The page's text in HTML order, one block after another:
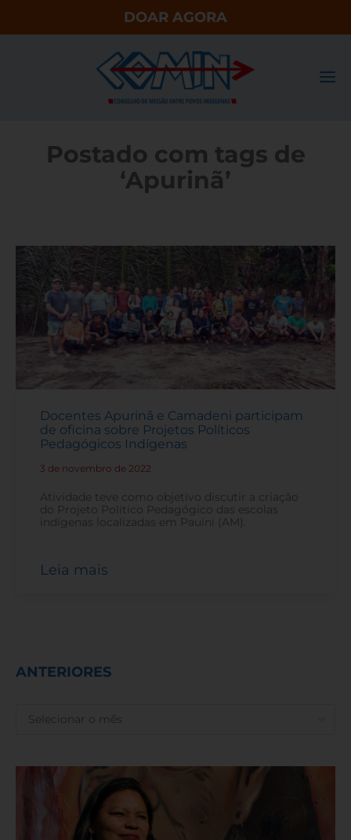
DOAR AGORA
Postado com tags de
‘Apurinã’
Docentes Apurinã e Camadeni participam
de oficina sobre Projetos Políticos
Pedagógicos Indígenas
3 de novembro de 2022
Atividade teve como objetivo discutir a criação
do Projeto Político Pedagógico das escolas
indígenas localizadas em Pauini (AM).
Leia mais
ANTERIORES